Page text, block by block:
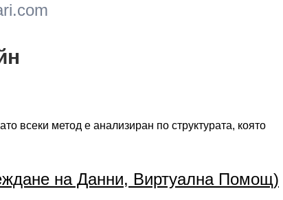
всеки метод е анализиран по структурата, която
на Данни, Виртуална Помощ)